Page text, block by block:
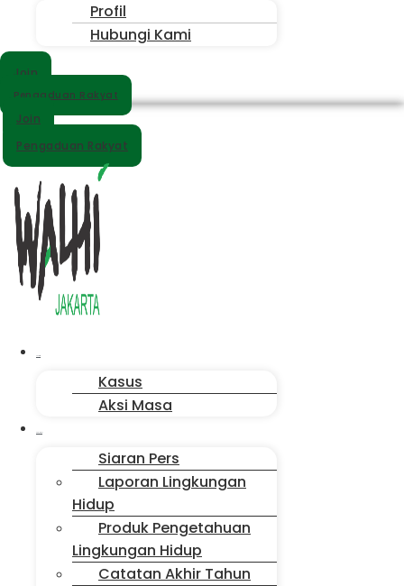
Profil
Hubungi Kami
Join
Pengaduan Rakyat
Join
Pengaduan Rakyat
Menu
Kasus
Aksi Masa
Siaran Pers
Laporan Lingkungan
Hidup
Produk Pengetahuan
Lingkungan Hidup
Catatan Akhir Tahun